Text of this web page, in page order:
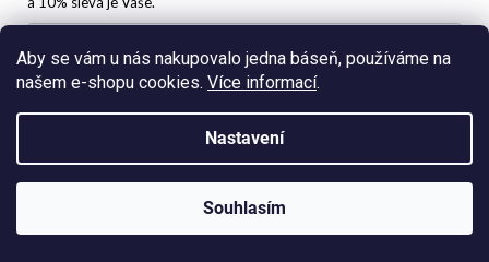
Aby se vám u nás nakupovalo jedna báseň, používáme na
našem e-shopu cookies. Více informací.
Nastavení
Souhlasím
ý
p
i
s
u
á
Nezmeškejte žádné novinky či slevy!
E-mail
Vložením e-mailu souhlasíte spodmínkami ochrany
osobních údajů
PŘIHLÁSIT SE
Ano, chci se přihlásit
Zásady zpracování osobních údajů